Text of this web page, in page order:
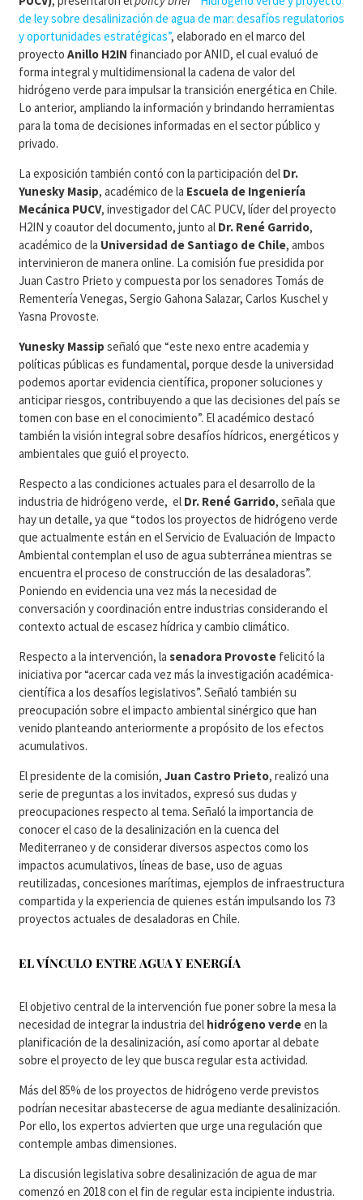
de ley sobre desalinización de agua de mar: desafíos regulatorios
y oportunidades estratégicas”, elaborado en el marco del
proyecto Anillo H2IN financiado por ANID, el cual evaluó de
forma integral y multidimensional la cadena de valor del
hidrógeno verde para impulsar la transición energética en Chile.
Lo anterior, ampliando la información y brindando herramientas
para la toma de decisiones informadas en el sector público y
privado.
La exposición también contó con la participación del Dr.
Yunesky Masip, académico de la Escuela de Ingeniería
Mecánica PUCV, investigador del CAC PUCV, líder del proyecto
H2IN y coautor del documento, junto al Dr. René Garrido,
académico de la Universidad de Santiago de Chile, ambos
intervinieron de manera online. La comisión fue presidida por
Juan Castro Prieto y compuesta por los senadores Tomás de
Rementería Venegas, Sergio Gahona Salazar, Carlos Kuschel y
Yasna Provoste.
Yunesky Massip señaló que “este nexo entre academia y
políticas públicas es fundamental, porque desde la universidad
podemos aportar evidencia científica, proponer soluciones y
anticipar riesgos, contribuyendo a que las decisiones del país se
tomen con base en el conocimiento”. El académico destacó
también la visión integral sobre desafíos hídricos, energéticos y
ambientales que guió el proyecto.
Respecto a las condiciones actuales para el desarrollo de la
industria de hidrógeno verde, el Dr. René Garrido, señala que
hay un detalle, ya que “todos los proyectos de hidrógeno verde
que actualmente están en el Servicio de Evaluación de Impacto
Ambiental contemplan el uso de agua subterránea mientras se
encuentra el proceso de construcción de las desaladoras”.
Poniendo en evidencia una vez más la necesidad de
conversación y coordinación entre industrias considerando el
contexto actual de escasez hídrica y cambio climático.
Respecto a la intervención, la senadora Provoste felicitó la
iniciativa por “acercar cada vez más la investigación académica-
científica a los desafíos legislativos”. Señaló también su
preocupación sobre el impacto ambiental sinérgico que han
venido planteando anteriormente a propósito de los efectos
acumulativos.
El presidente de la comisión, Juan Castro Prieto, realizó una
serie de preguntas a los invitados, expresó sus dudas y
preocupaciones respecto al tema. Señaló la importancia de
conocer el caso de la desalinización en la cuenca del
Mediterraneo y de considerar diversos aspectos como los
impactos acumulativos, líneas de base, uso de aguas
reutilizadas, concesiones marítimas, ejemplos de infraestructura
compartida y la experiencia de quienes están impulsando los 73
proyectos actuales de desaladoras en Chile.
EL VÍNCULO ENTRE AGUA Y ENERGÍA
El objetivo central de la intervención fue poner sobre la mesa la
necesidad de integrar la industria del hidrógeno verdeen la
planificación de la desalinización, así como aportar al debate
sobre el proyecto de ley que busca regular esta actividad.
Más del 85% de los proyectos de hidrógeno verde previstos
podrían necesitar abastecerse de agua mediante desalinización.
Por ello, los expertos advierten que urge una regulación que
contemple ambas dimensiones.
La discusión legislativa sobre desalinización de agua de mar
comenzó en 2018 con el fin de regular esta incipiente industria.